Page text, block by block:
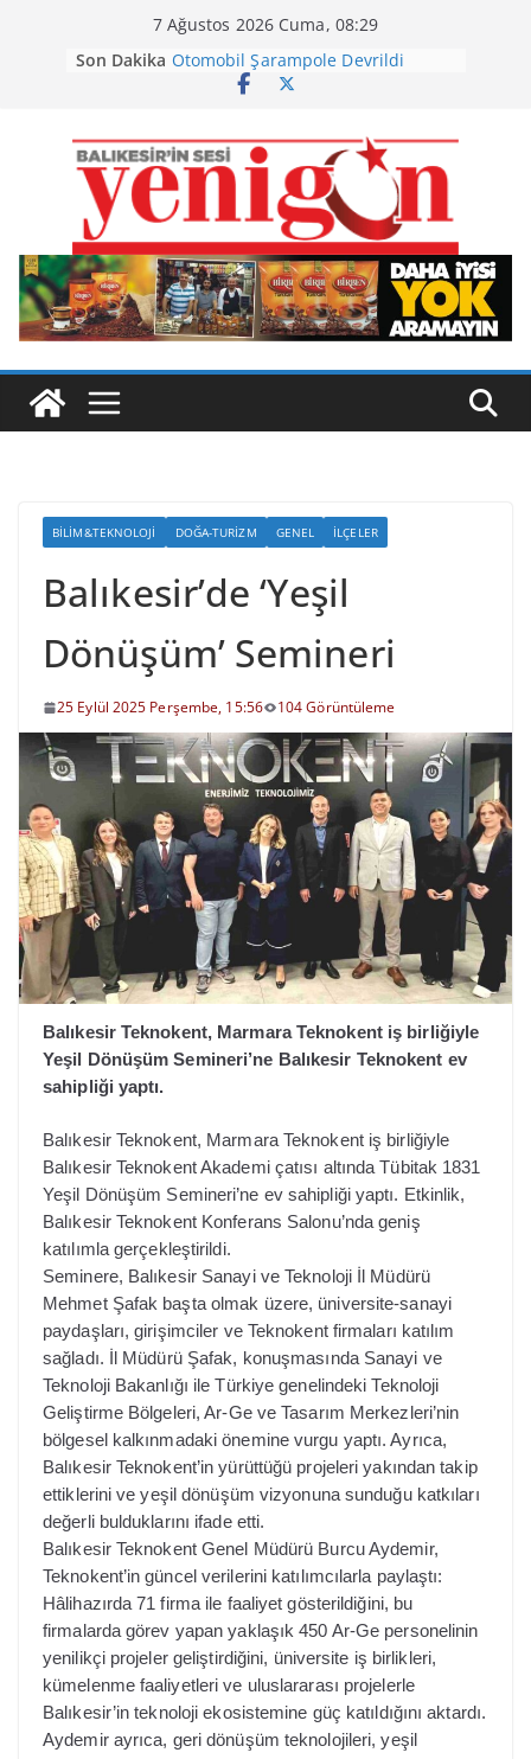
7 Ağustos 2026 Cuma, 08:29
Son Dakika Otomobil Şarampole Devrildi
Büyükşehir’den Kepsut’a Yatırım
Burhaniye’de Ot Yangını
Havran Siyah İncirinde Hasat
Başladı
BILIM&TEKNOLOJI DOĞA-TURIZM GENEL İLÇELER
Balıkesir’de ‘Yeşil
Dönüşüm’ Semineri
25 Eylül 2025 Perşembe, 15:56 104 Görüntüleme
Balıkesir Teknokent, Marmara Teknokent iş birliğiyle
Yeşil Dönüşüm Semineri’ne Balıkesir Teknokent ev
sahipliği yaptı.
Balıkesir Teknokent, Marmara Teknokent iş birliğiyle
Balıkesir Teknokent Akademi çatısı altında Tübitak 1831
Yeşil Dönüşüm Semineri’ne ev sahipliği yaptı. Etkinlik,
Balıkesir Teknokent Konferans Salonu’nda geniş
katılımla gerçekleştirildi.
Seminere, Balıkesir Sanayi ve Teknoloji İl Müdürü
Mehmet Şafak başta olmak üzere, üniversite-sanayi
paydaşları, girişimciler ve Teknokent firmaları katılım
sağladı. İl Müdürü Şafak, konuşmasında Sanayi ve
Teknoloji Bakanlığı ile Türkiye genelindeki Teknoloji
Geliştirme Bölgeleri, Ar-Ge ve Tasarım Merkezleri’nin
bölgesel kalkınmadaki önemine vurgu yaptı. Ayrıca,
Balıkesir Teknokent’in yürüttüğü projeleri yakından takip
ettiklerini ve yeşil dönüşüm vizyonuna sunduğu katkıları
değerli bulduklarını ifade etti.
Balıkesir Teknokent Genel Müdürü Burcu Aydemir,
Teknokent’in güncel verilerini katılımcılarla paylaştı:
Hâlihazırda 71 firma ile faaliyet gösterildiğini, bu
firmalarda görev yapan yaklaşık 450 Ar-Ge personelinin
yenilikçi projeler geliştirdiğini, üniversite iş birlikleri,
kümelenme faaliyetleri ve uluslararası projelerle
Balıkesir’in teknoloji ekosistemine güç katıldığını aktardı.
Aydemir ayrıca, geri dönüşüm teknolojileri, yeşil